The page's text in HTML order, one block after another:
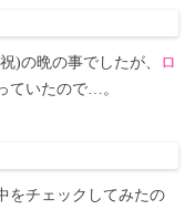
)の晩の事でしたが、
ロ
ていたので…。
をチェックしてみたの